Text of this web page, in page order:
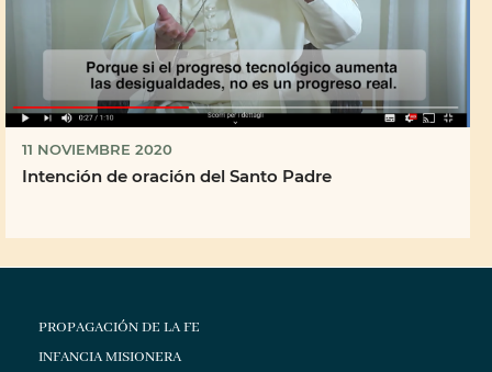
11 NOVIEMBRE 2020
Intención de oración del Santo Padre
PROPAGACIÓN DE LA FE
INFANCIA MISIONERA